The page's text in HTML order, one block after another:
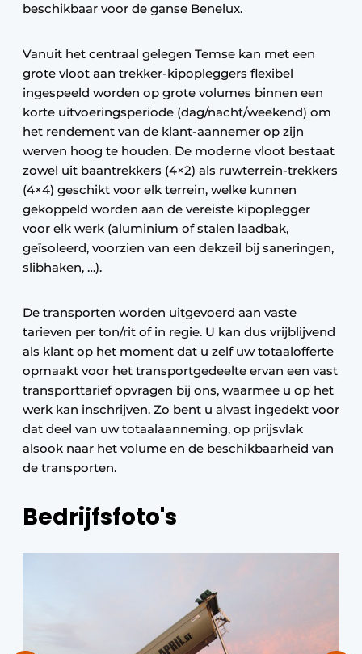
beschikbaar voor de ganse Benelux.
Vanuit het centraal gelegen Temse kan met een
grote vloot aan trekker-kipopleggers flexibel
ingespeeld worden op grote volumes binnen een
korte uitvoeringsperiode (dag/nacht/weekend) om
het rendement van de klant-aannemer op zijn
werven hoog te houden. De moderne vloot bestaat
zowel uit baantrekkers (4×2) als ruwterrein-trekkers
(4×4) geschikt voor elk terrein, welke kunnen
gekoppeld worden aan de vereiste kipoplegger
voor elk werk (aluminium of stalen laadbak,
geïsoleerd, voorzien van een dekzeil bij saneringen,
slibhaken, …).
De transporten worden uitgevoerd aan vaste
tarieven per ton/rit of in regie. U kan dus vrijblijvend
als klant op het moment dat u zelf uw totaalofferte
opmaakt voor het transportgedeelte ervan een vast
transporttarief opvragen bij ons, waarmee u op het
werk kan inschrijven. Zo bent u alvast ingedekt voor
dat deel van uw totaalaanneming, op prijsvlak
alsook naar het volume en de beschikbaarheid van
de transporten.
Bedrijfsfoto's